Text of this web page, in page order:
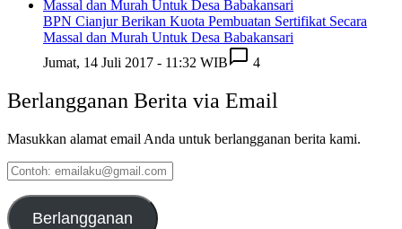
BPN Cianjur Berikan Kuota Pembuatan Sertifikat Secara
Massal dan Murah Untuk Desa Babakansari
Jumat, 14 Juli 2017 - 11:32 WIB
4
Berlangganan Berita via Email
Masukkan alamat email Anda untuk berlangganan berita kami.
Contoh:
emailaku@gmail.com
Berlangganan